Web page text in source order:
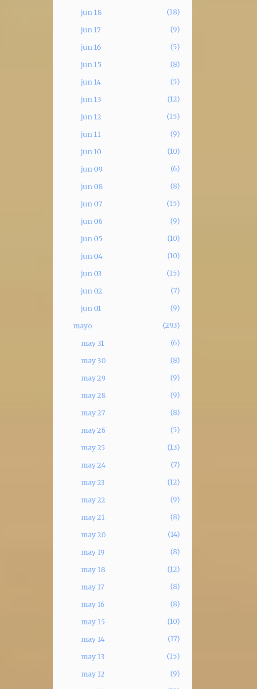
jun 18
18
jun 17
9
jun 16
5
jun 15
8
jun 14
5
jun 13
12
jun 12
15
jun 11
9
jun 10
10
jun 09
6
jun 08
8
jun 07
15
jun 06
9
jun 05
10
jun 04
10
jun 03
15
jun 02
7
jun 01
9
mayo
293
may 31
6
may 30
8
may 29
9
may 28
9
may 27
8
may 26
5
may 25
13
may 24
7
may 23
12
may 22
9
may 21
8
may 20
14
may 19
8
may 18
12
may 17
8
may 16
8
may 15
10
may 14
17
may 13
15
may 12
9